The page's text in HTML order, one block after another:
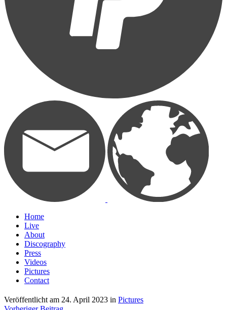
Home
Live
About
Discography
Press
Videos
Pictures
Contact
Veröffentlicht am 24. April 2023 in Pictures